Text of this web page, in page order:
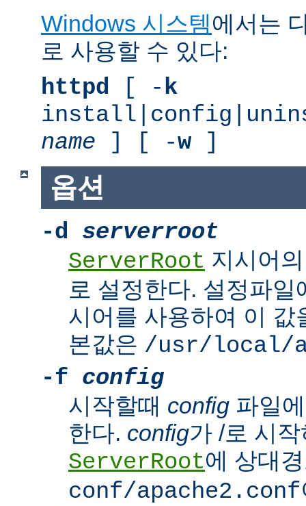
Windows 시스템에서는
로 사용할 수 있다:
httpd [ -k
name ] [ -w]
옵션
-d serverroot
ServerRoot 지시어
로 설정한다. 설정파
시어를 사용하여 이 값
본값은 /usr/local/
-f config
시작할때 config 파일
한다. config가 /로 시
ServerRoot에 상대
conf/apache2.conf